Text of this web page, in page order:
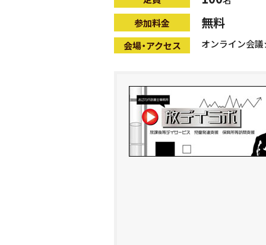
参加料金
無料
会場・アクセス オンライン会議